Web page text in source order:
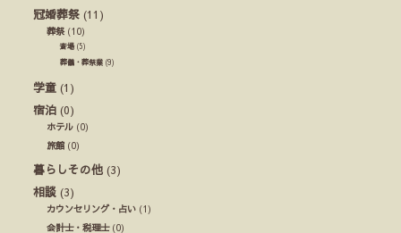
冠婚葬祭 (11)
葬祭(10)
斎場(5)
葬儀・葬祭業 (9)
学童 (1)
宿泊 (0)
ホテル (0)
旅館 (0)
暮らしその他 (3)
相談 (3)
カウンセリング・占い (1)
会計士・税理士(0)